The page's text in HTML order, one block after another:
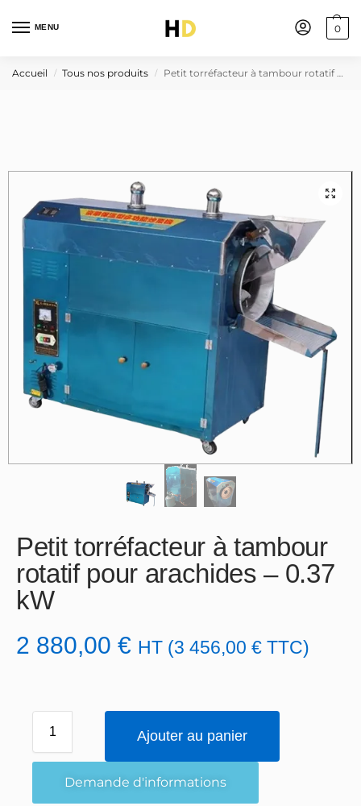
MENU 0
Accueil / Tous nos produits / Petit torréfacteur à tambour rotatif pour arachides – 0.37 kW
Petit torréfacteur à tambour
rotatif pour arachides – 0.37
kW
2 880,00 € HT (3 456,00 € TTC)
Ajouter au panier
Demande d'informations